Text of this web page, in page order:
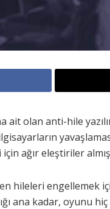
ait olan anti-hile
ağır eleştiriler
hileleri engellemek
ana kadar, oyunu